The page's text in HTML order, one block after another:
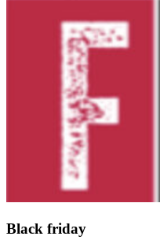
Black friday